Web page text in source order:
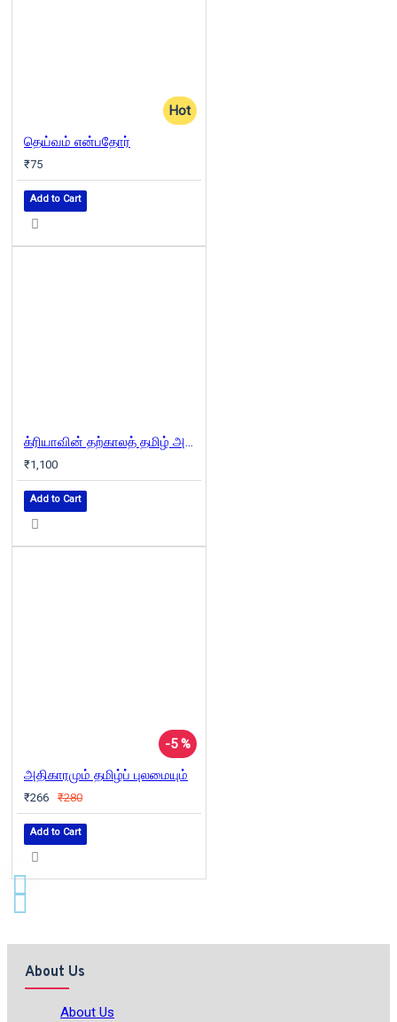
Hot
தெய்வம் என்பதோர்
₹75
Add to Cart
க்ரியாவின் தற்காலத் தமிழ் அகராதி
₹1,100
Add to Cart
-5 %
அதிகாரமும் தமிழ்ப் புலமையும்
₹266 ₹280
Add to Cart
About Us
About Us